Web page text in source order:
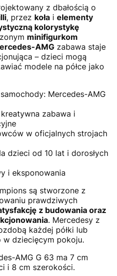
z dbałością o
, przez koła i elementy
kolorystykę
minifigurkom
AMG zabawa staje
– dzieci mogą
modele na półce jako
Mercedes-AMG
zabawa i
w oficjalnych strojach
dzieci od 10 lat i dorosłych
i eksponowania
są stworzone z
prawdziwych
z budowania oraz
. Mercedesy z
każdej półki lub
dziecięcym pokoju.
AMG G 63 ma 7 cm
i 8 cm szerokości.